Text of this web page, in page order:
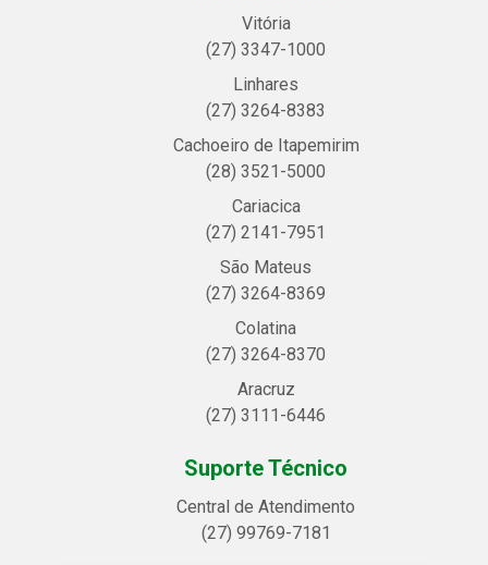
Vitória
(27) 3347-1000
Linhares
(27) 3264-8383
Cachoeiro de Itapemirim
(28) 3521-5000
Cariacica
(27) 2141-7951
São Mateus
(27) 3264-8369
Colatina
(27) 3264-8370
Aracruz
(27) 3111-6446
Suporte Técnico
Central de Atendimento
(27) 99769-7181